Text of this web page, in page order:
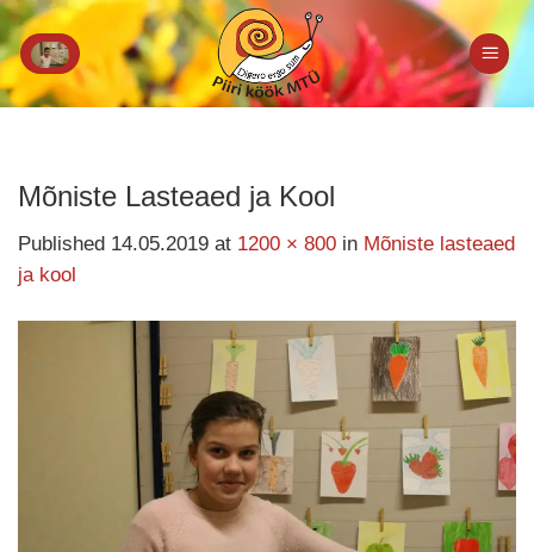
Skip
to
content
Mõniste Lasteaed ja Kool
Published 14.05.2019 at 1200 × 800 in Mõniste lasteaed
ja kool